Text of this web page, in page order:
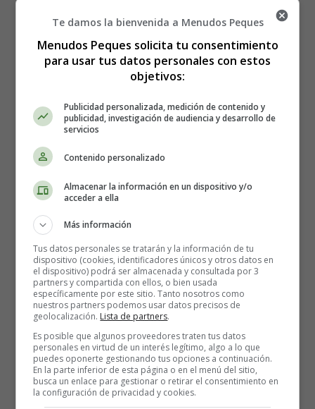
de Aire 🥓
Detalles
Escrito por:Estefanía Morera
Categoría:
Carnes y Aves
Te damos la bienvenida a Menudos Peques
Menudos Peques solicita tu consentimiento
para usar tus datos personales con estos
objetivos:
Publicidad personalizada, medición de contenido y
publicidad, investigación de audiencia y desarrollo de
servicios
Contenido personalizado
Almacenar la información en un dispositivo y/o
acceder a ella
Más información
Tus datos personales se tratarán y la información de tu
dispositivo (cookies, identificadores únicos y otros datos en
el dispositivo) podrá ser almacenada y consultada por 3
partners y compartida con ellos, o bien usada
específicamente por este sitio. Tanto nosotros como
nuestros partners podemos usar datos precisos de
geolocalización. Lista de partners.
Es posible que algunos proveedores traten tus datos
personales en virtud de un interés legítimo, algo a lo que
puedes oponerte gestionando tus opciones a continuación.
En la parte inferior de esta página o en el menú del sitio,
busca un enlace para gestionar o retirar el consentimiento en
la configuración de privacidad y cookies.